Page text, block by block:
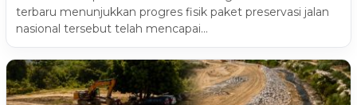
terbaru menunjukkan progres fisik paket preservasi jalan
nasional tersebut telah mencapai…